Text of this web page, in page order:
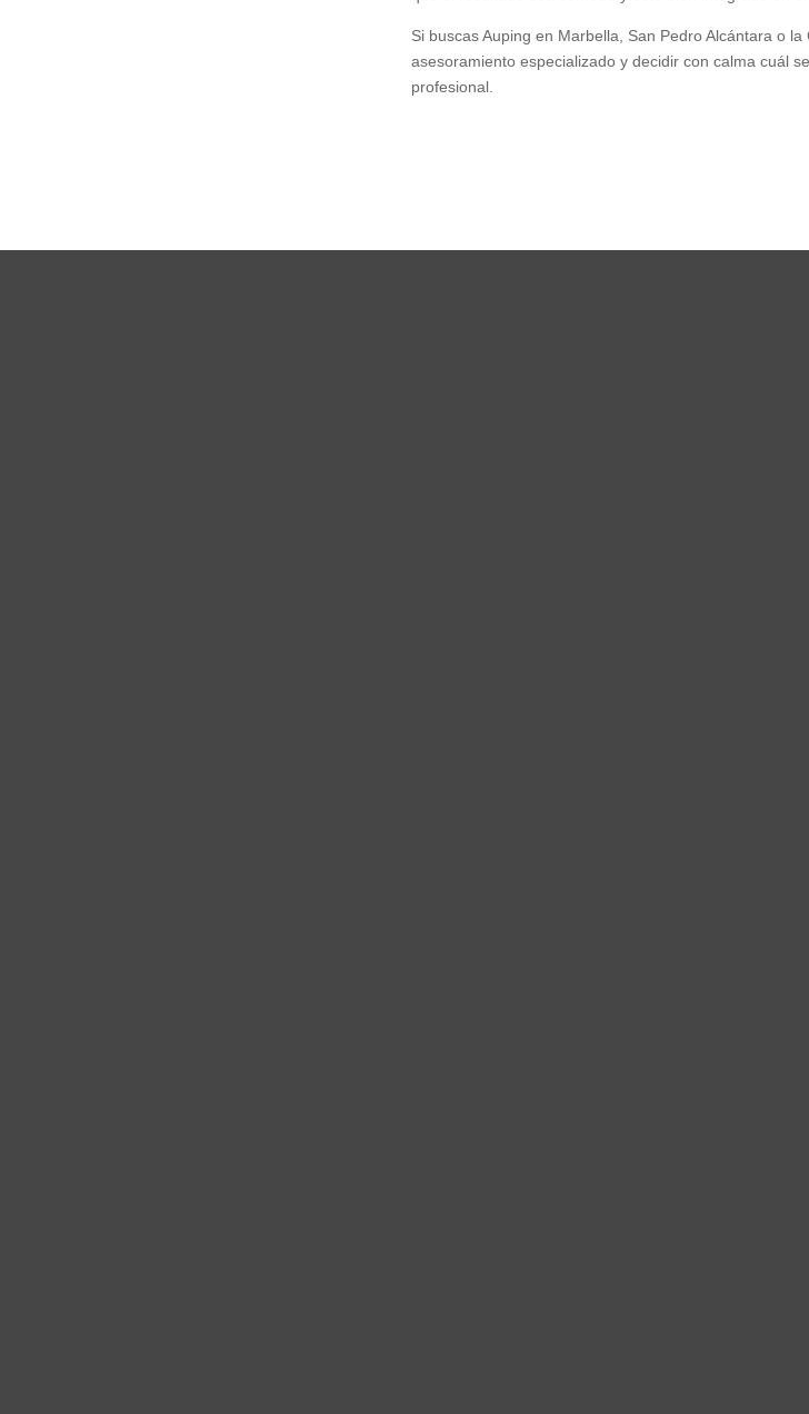
Si buscas Auping en Marbella, San Pedro Alcántara o
asesoramiento especializado y decidir con calma cuál
profesional.